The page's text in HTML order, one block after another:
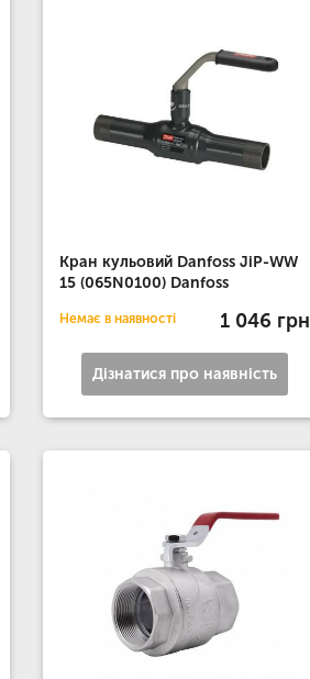
Кран кульовий Danfoss JiP-WW
15 (065N0100) Danfoss
Немає в наявності 1 046 грн
Дізнатися про наявність